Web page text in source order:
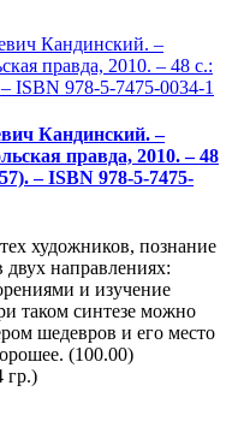
Кандинский. –
правда, 2010. – 48
– ISBN 978-5-7475-
художников, познание
двух направлениях:
и изучение
таком синтезе можно
шедевров и его место
(100.00)
гр.)